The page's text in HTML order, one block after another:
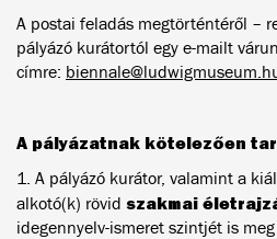
A postai feladás megtörténtéről –
pályázó kurátortól egy e-mailt
címre:
A pályázatnak kötelezően
1. A pályázó kurátor, valamint a
alkotó(k) rövid szakmai
idegennyelv-ismeret szintjét is